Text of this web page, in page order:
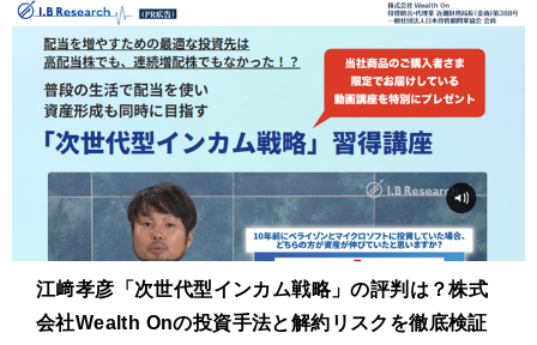
江﨑孝彦「次世代型インカム戦略」の評判は？株式
会社Wealth Onの投資手法と解約リスクを徹底検証